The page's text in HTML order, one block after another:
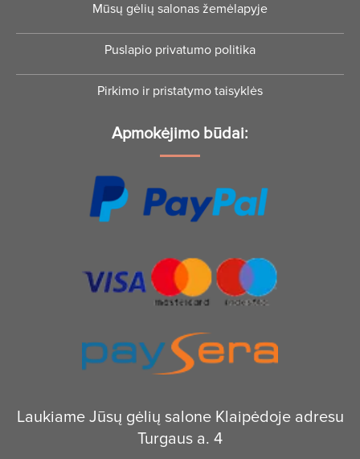
Mūsų gėlių salonas žemėlapyje
Puslapio privatumo politika
Pirkimo ir pristatymo taisyklės
Apmokėjimo būdai:
Laukiame Jūsų gėlių salone Klaipėdoje adresu
Turgaus a. 4